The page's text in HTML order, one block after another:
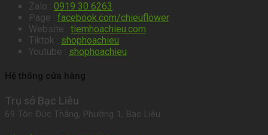
Zalo : 0919 30 6263.
Page : facebook.com/chieuflower.
Website : tiemhoachieu.com.
Tiktok : shophoachieu
Youtube : shophoachieu
Hệ thống cửa hàng
Trụ sở Bạc Liêu
69 Tôn Đức Thắng, Phường 1, Bạc Liêu